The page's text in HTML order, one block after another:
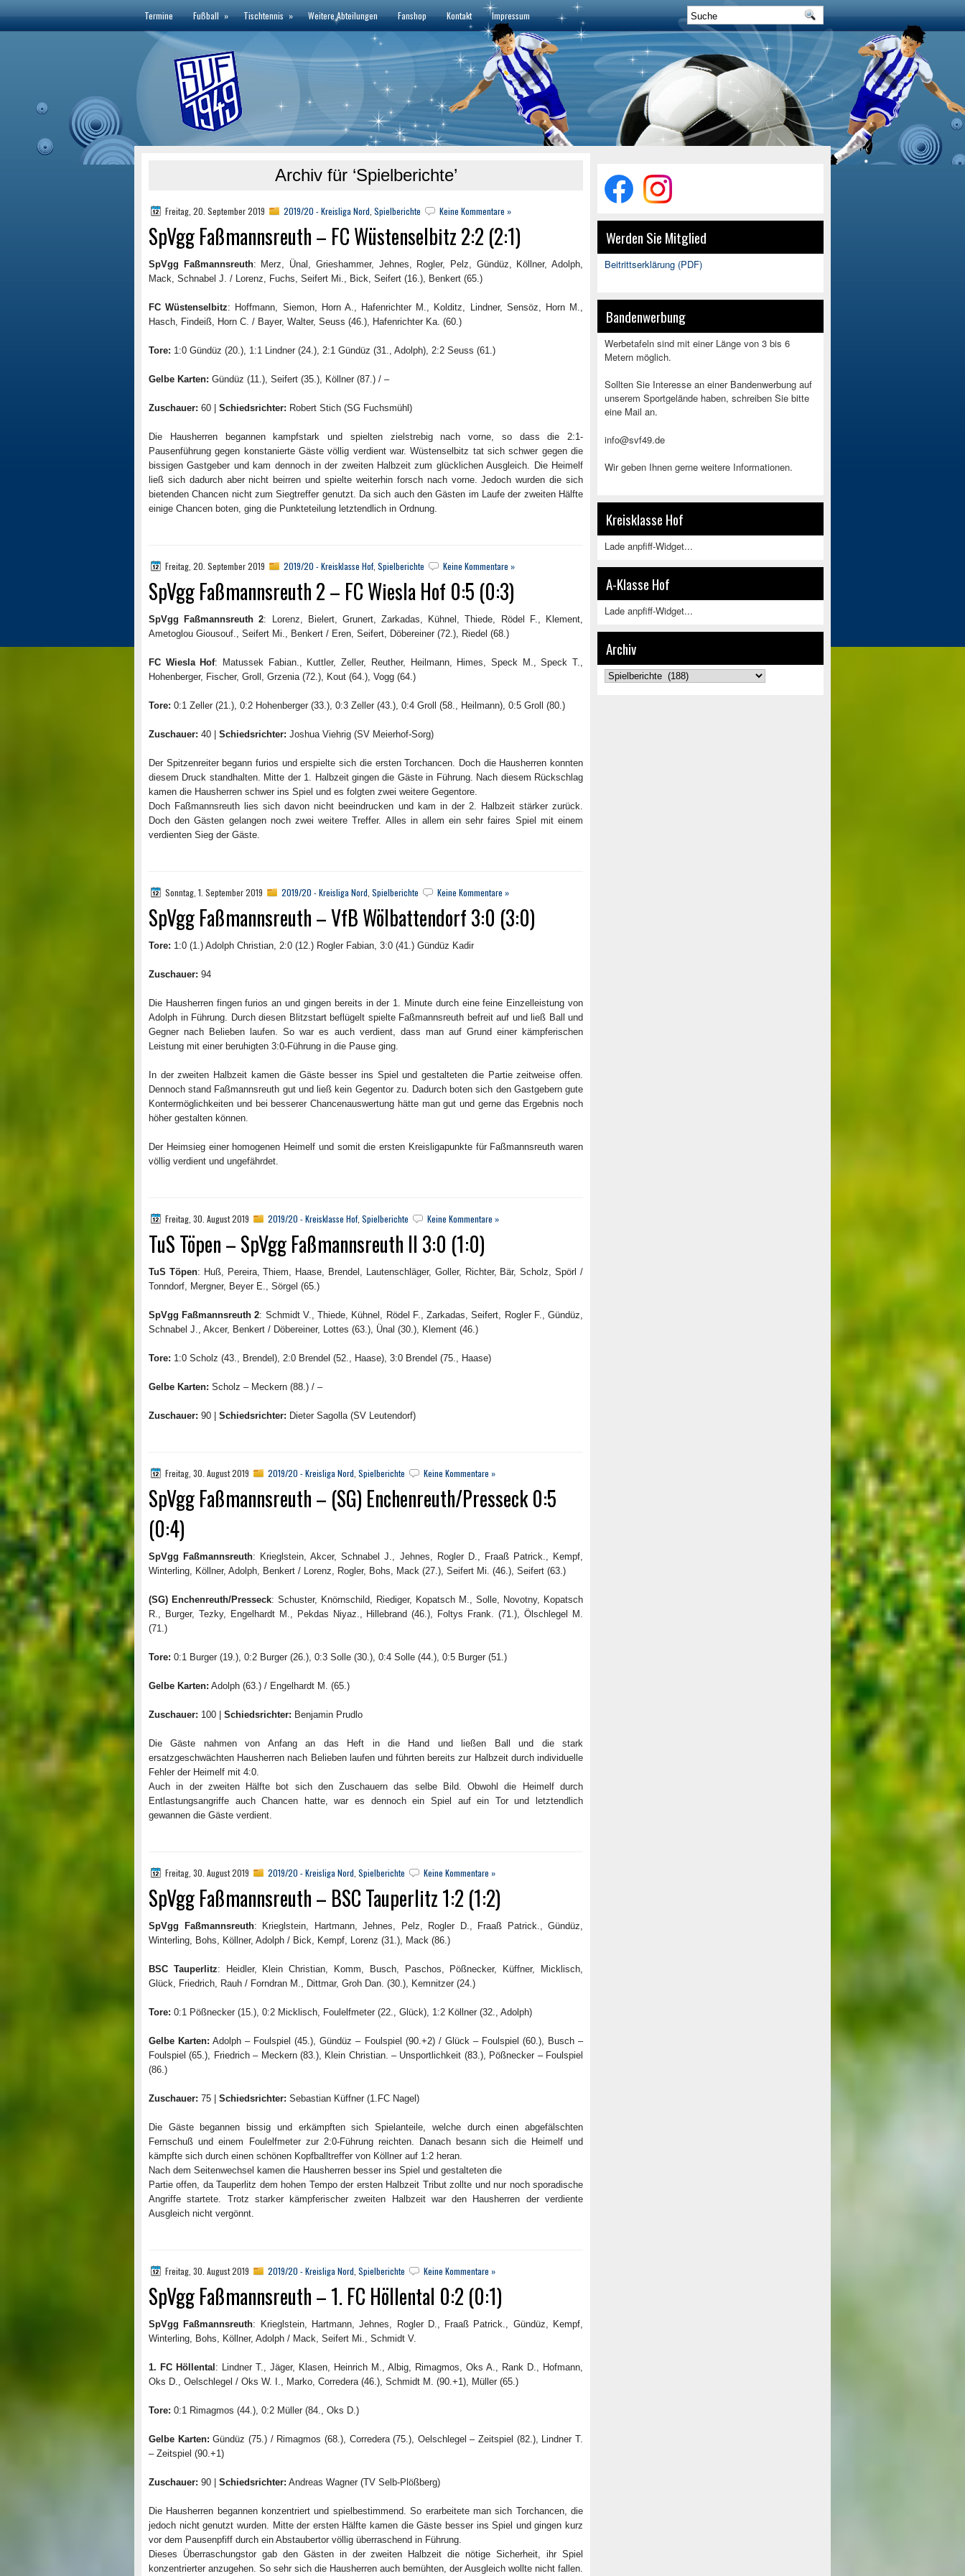
Termine Fußball » Tischtennis » Weitere Abteilungen Fanshop Kontakt Impressum
Archiv für ‘Spielberichte’
Freitag, 20. September 2019 2019/20 - Kreisliga Nord Spielberichte Keine Kommentare »
SpVgg Faßmannsreuth – FC Wüstenselbitz 2:2 (2:1)
SpVgg Faßmannsreuth: Merz, Ünal, Grieshammer, Jehnes, Rogler, Pelz, Gündüz, Köllner, Adolph,
Mack, Schnabel J. / Lorenz, Fuchs, Seifert Mi., Bick, Seifert (16.), Benkert (65.)
FC Wüstenselbitz: Hoffmann, Siemon, Horn A., Hafenrichter M., Kolditz, Lindner, Sensöz, Horn M.,
Hasch, Findeiß, Horn C. / Bayer, Walter, Seuss (46.), Hafenrichter Ka. (60.)
Tore: 1:0 Gündüz (20.), 1:1 Lindner (24.), 2:1 Gündüz (31., Adolph), 2:2 Seuss (61.)
Gelbe Karten: Gündüz (11.), Seifert (35.), Köllner (87.) / –
Zuschauer: 60 | Schiedsrichter: Robert Stich (SG Fuchsmühl)
Die Hausherren begannen kampfstark und spielten zielstrebig nach vorne, so dass die 2:1-
Pausenführung gegen konstanierte Gäste völlig verdient war. Wüstenselbitz tat sich schwer gegen die
bissigen Gastgeber und kam dennoch in der zweiten Halbzeit zum glücklichen Ausgleich. Die Heimelf
ließ sich dadurch aber nicht beirren und spielte weiterhin forsch nach vorne. Jedoch wurden die sich
bietenden Chancen nicht zum Siegtreffer genutzt. Da sich auch den Gästen im Laufe der zweiten Hälfte
einige Chancen boten, ging die Punkteteilung letztendlich in Ordnung.
Freitag, 20. September 2019 2019/20 - Kreisklasse Hof Spielberichte Keine Kommentare »
SpVgg Faßmannsreuth 2 – FC Wiesla Hof 0:5 (0:3)
SpVgg Faßmannsreuth 2: Lorenz, Bielert, Grunert, Zarkadas, Kühnel, Thiede, Rödel F., Klement,
Ametoglou Giousouf., Seifert Mi., Benkert / Eren, Seifert, Döbereiner (72.), Riedel (68.)
FC Wiesla Hof: Matussek Fabian., Kuttler, Zeller, Reuther, Heilmann, Himes, Speck M., Speck T.,
Hohenberger, Fischer, Groll, Grzenia (72.), Kout (64.), Vogg (64.)
Tore: 0:1 Zeller (21.), 0:2 Hohenberger (33.), 0:3 Zeller (43.), 0:4 Groll (58., Heilmann), 0:5 Groll (80.)
Zuschauer: 40 | Schiedsrichter: Joshua Viehrig (SV Meierhof-Sorg)
Der Spitzenreiter begann furios und erspielte sich die ersten Torchancen. Doch die Hausherren konnten
diesem Druck standhalten. Mitte der 1. Halbzeit gingen die Gäste in Führung. Nach diesem Rückschlag
kamen die Hausherren schwer ins Spiel und es folgten zwei weitere Gegentore.
Doch Faßmannsreuth lies sich davon nicht beeindrucken und kam in der 2. Halbzeit stärker zurück.
Doch den Gästen gelangen noch zwei weitere Treffer. Alles in allem ein sehr faires Spiel mit einem
verdienten Sieg der Gäste.
Sonntag, 1. September 2019 2019/20 - Kreisliga Nord Spielberichte Keine Kommentare »
SpVgg Faßmannsreuth – VfB Wölbattendorf 3:0 (3:0)
Tore: 1:0 (1.) Adolph Christian, 2:0 (12.) Rogler Fabian, 3:0 (41.) Gündüz Kadir
Zuschauer: 94
Die Hausherren fingen furios an und gingen bereits in der 1. Minute durch eine feine Einzelleistung von
Adolph in Führung. Durch diesen Blitzstart beflügelt spielte Faßmannsreuth befreit auf und ließ Ball und
Gegner nach Belieben laufen. So war es auch verdient, dass man auf Grund einer kämpferischen
Leistung mit einer beruhigten 3:0-Führung in die Pause ging.
In der zweiten Halbzeit kamen die Gäste besser ins Spiel und gestalteten die Partie zeitweise offen.
Dennoch stand Faßmannsreuth gut und ließ kein Gegentor zu. Dadurch boten sich den Gastgebern gute
Kontermöglichkeiten und bei besserer Chancenauswertung hätte man gut und gerne das Ergebnis noch
höher gestalten können.
Der Heimsieg einer homogenen Heimelf und somit die ersten Kreisligapunkte für Faßmannsreuth waren
völlig verdient und ungefährdet.
Freitag, 30. August 2019 2019/20 - Kreisklasse Hof Spielberichte Keine Kommentare »
TuS Töpen – SpVgg Faßmannsreuth II 3:0 (1:0)
TuS Töpen: Huß, Pereira, Thiem, Haase, Brendel, Lautenschläger, Goller, Richter, Bär, Scholz, Spörl /
Tonndorf, Mergner, Beyer E., Sörgel (65.)
SpVgg Faßmannsreuth 2: Schmidt V., Thiede, Kühnel, Rödel F., Zarkadas, Seifert, Rogler F., Gündüz,
Schnabel J., Akcer, Benkert / Döbereiner, Lottes (63.), Ünal (30.), Klement (46.)
Tore: 1:0 Scholz (43., Brendel), 2:0 Brendel (52., Haase), 3:0 Brendel (75., Haase)
Gelbe Karten: Scholz – Meckern (88.) / –
Zuschauer: 90 | Schiedsrichter: Dieter Sagolla (SV Leutendorf)
Freitag, 30. August 2019 2019/20 - Kreisliga Nord Spielberichte Keine Kommentare »
SpVgg Faßmannsreuth – (SG) Enchenreuth/Presseck 0:5
(0:4)
SpVgg Faßmannsreuth: Krieglstein, Akcer, Schnabel J., Jehnes, Rogler D., Fraaß Patrick., Kempf,
Winterling, Köllner, Adolph, Benkert / Lorenz, Rogler, Bohs, Mack (27.), Seifert Mi. (46.), Seifert (63.)
(SG) Enchenreuth/Presseck: Schuster, Knörnschild, Riediger, Kopatsch M., Solle, Novotny, Kopatsch
R., Burger, Tezky, Engelhardt M., Pekdas Niyaz., Hillebrand (46.), Foltys Frank. (71.), Ölschlegel M.
(71.)
Tore: 0:1 Burger (19.), 0:2 Burger (26.), 0:3 Solle (30.), 0:4 Solle (44.), 0:5 Burger (51.)
Gelbe Karten: Adolph (63.) / Engelhardt M. (65.)
Zuschauer: 100 | Schiedsrichter: Benjamin Prudlo
Die Gäste nahmen von Anfang an das Heft in die Hand und ließen Ball und die stark
ersatzgeschwächten Hausherren nach Belieben laufen und führten bereits zur Halbzeit durch individuelle
Fehler der Heimelf mit 4:0.
Auch in der zweiten Hälfte bot sich den Zuschauern das selbe Bild. Obwohl die Heimelf durch
Entlastungsangriffe auch Chancen hatte, war es dennoch ein Spiel auf ein Tor und letztendlich
gewannen die Gäste verdient.
Freitag, 30. August 2019 2019/20 - Kreisliga Nord Spielberichte Keine Kommentare »
SpVgg Faßmannsreuth – BSC Tauperlitz 1:2 (1:2)
SpVgg Faßmannsreuth: Krieglstein, Hartmann, Jehnes, Pelz, Rogler D., Fraaß Patrick., Gündüz,
Winterling, Bohs, Köllner, Adolph / Bick, Kempf, Lorenz (31.), Mack (86.)
BSC Tauperlitz: Heidler, Klein Christian, Komm, Busch, Paschos, Pößnecker, Küffner, Micklisch,
Glück, Friedrich, Rauh / Forndran M., Dittmar, Groh Dan. (30.), Kemnitzer (24.)
Tore: 0:1 Pößnecker (15.), 0:2 Micklisch, Foulelfmeter (22., Glück), 1:2 Köllner (32., Adolph)
Gelbe Karten: Adolph – Foulspiel (45.), Gündüz – Foulspiel (90.+2) / Glück – Foulspiel (60.), Busch –
Foulspiel (65.), Friedrich – Meckern (83.), Klein Christian. – Unsportlichkeit (83.), Pößnecker – Foulspiel
(86.)
Zuschauer: 75 | Schiedsrichter: Sebastian Küffner (1.FC Nagel)
Die Gäste begannen bissig und erkämpften sich Spielanteile, welche durch einen abgefälschten
Fernschuß und einem Foulelfmeter zur 2:0-Führung reichten. Danach besann sich die Heimelf und
kämpfte sich durch einen schönen Kopfballtreffer von Köllner auf 1:2 heran.
Nach dem Seitenwechsel kamen die Hausherren besser ins Spiel und gestalteten die
Partie offen, da Tauperlitz dem hohen Tempo der ersten Halbzeit Tribut zollte und nur noch sporadische
Angriffe startete. Trotz starker kämpferischer zweiten Halbzeit war den Hausherren der verdiente
Ausgleich nicht vergönnt.
Freitag, 30. August 2019 2019/20 - Kreisliga Nord Spielberichte Keine Kommentare »
SpVgg Faßmannsreuth – 1. FC Höllental 0:2 (0:1)
SpVgg Faßmannsreuth: Krieglstein, Hartmann, Jehnes, Rogler D., Fraaß Patrick., Gündüz, Kempf,
Winterling, Bohs, Köllner, Adolph / Mack, Seifert Mi., Schmidt V.
1. FC Höllental : Lindner T., Jäger, Klasen, Heinrich M., Albig, Rimagmos, Oks A., Rank D., Hofmann,
Oks D., Oelschlegel / Oks W. I., Marko, Corredera (46.), Schmidt M. (90.+1), Müller (65.)
Tore: 0:1 Rimagmos (44.), 0:2 Müller (84., Oks D.)
Gelbe Karten: Gündüz (75.) / Rimagmos (68.), Corredera (75.), Oelschlegel – Zeitspiel (82.), Lindner T.
– Zeitspiel (90.+1)
Zuschauer: 90 | Schiedsrichter: Andreas Wagner (TV Selb-Plößberg)
Die Hausherren begannen konzentriert und spielbestimmend. So erarbeitete man sich Torchancen, die
jedoch nicht genutzt wurden. Mitte der ersten Hälfte kamen die Gäste besser ins Spiel und gingen kurz
vor dem Pausenpfiff durch ein Abstaubertor völlig überraschend in Führung.
Dieses Überraschungstor gab den Gästen in der zweiten Halbzeit die nötige Sicherheit, ihr Spiel
konzentrierter anzugehen. So sehr sich die Hausherren auch bemühten, der Ausgleich wollte nicht fallen.
Werden Sie Mitglied
Beitrittserklärung (PDF)
Bandenwerbung
Werbetafeln sind mit einer Länge von 3 bis 6
Metern möglich.
Sollten Sie Interesse an einer Bandenwerbung auf
unserem Sportgelände haben, schreiben Sie bitte
eine Mail an.
info@svf49.de
Wir geben Ihnen gerne weitere Informationen.
Kreisklasse Hof
Lade anpfiff-Widget...
A-Klasse Hof
Lade anpfiff-Widget...
Archiv
Archiv